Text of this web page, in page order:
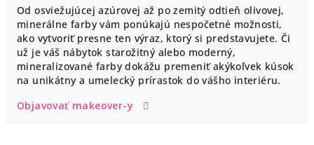
Od osviežujúcej azúrovej až po zemitý odtieň olivovej,
minerálne farby vám ponúkajú nespočetné možnosti,
ako vytvoriť presne ten výraz, ktorý si predstavujete. Či
už je váš nábytok starožitný alebo moderný,
mineralizované farby dokážu premeniť akýkoľvek kúsok
na unikátny a umelecký prírastok do vášho interiéru.
Objavovať makeover-y